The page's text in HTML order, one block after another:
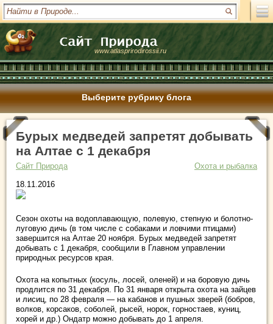
www.atlasprirodirossii.ru
Выберите рубрику блога
Бурых медведей запретят добывать
на Алтае с 1 декабря
Сайт Природа
Охота и рыбалка
18.11.2016
Сезон охоты на водоплавающую, полевую, степную и болотно-
луговую дичь (в том числе с собаками и ловчими птицами)
завершится на Алтае 20 ноября. Бурых медведей запретят
добывать с 1 декабря, сообщили в Главном управлении
природных ресурсов края.
Охота на копытных (косуль, лосей, оленей) и на боровую дичь
продлится по 31 декабря. По 31 января открыта охота на зайцев
и лисиц, по 28 февраля — на кабанов и пушных зверей (бобров,
волков, корсаков, соболей, рысей, норок, горностаев, куниц,
хорей и др.) Ондатр можно добывать до 1 апреля.